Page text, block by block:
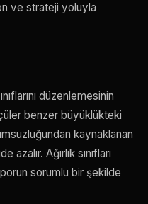
ve strateji yoluyla
düzenlemesinin
benzer büyüklükteki
kaynaklanan
Ağırlık sınıfları
sorumlu bir şekilde